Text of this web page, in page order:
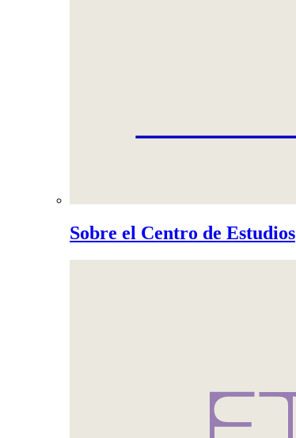
Sobre el Centro de Estudios